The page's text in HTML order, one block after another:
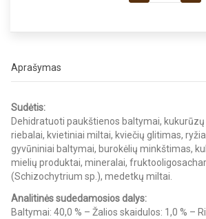
Aprašymas
Sudėtis:
Dehidratuoti paukštienos baltymai,
riebalai, kvietiniai miltai, kviečių glitimas,
gyvūniniai baltymai, burokėlių minkštimas,
mielių produktai, mineralai,
(Schizochytrium sp.), medetkų miltai.
Analitinės sudedamosios dalys:
Baltymai: 40,0 % – Žalios skaidulos: 1,0 % –